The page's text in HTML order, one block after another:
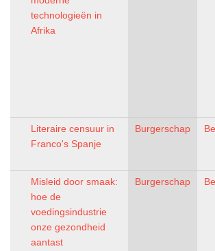
technologieën in
Afrika
Literaire censuur in
Franco's Spanje
Burgerschap
Misleid door smaak:
hoe de
voedingsindustrie
onze gezondheid
aantast
Burgerschap